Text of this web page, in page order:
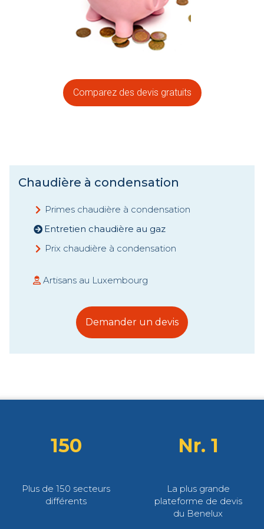
Comparez des devis gratuits
Chaudière à condensation
Primes chaudière à condensation
Entretien chaudière au gaz
Prix chaudière à condensation
Artisans au Luxembourg
Demander un devis
150
Plus de 150 secteurs
différents
Nr. 1
La plus grande
plateforme de devis
du Benelux